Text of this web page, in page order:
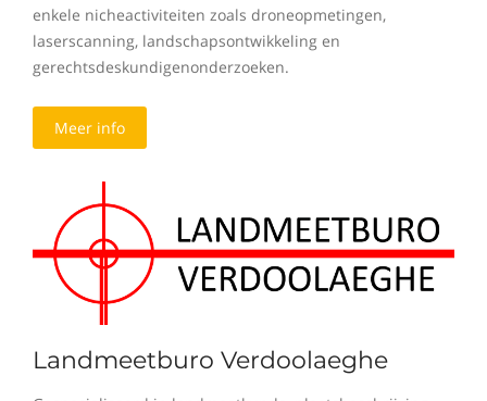
enkele nicheactiviteiten zoals droneopmetingen,
laserscanning, landschapsontwikkeling en
gerechtsdeskundigenonderzoeken.
Meer info
Landmeetburo Verdoolaeghe